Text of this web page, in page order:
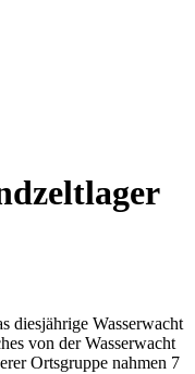
diesjährige Wasserwacht
von der Wasserwacht
Ortsgruppe nahmen 7